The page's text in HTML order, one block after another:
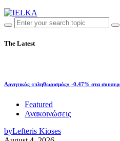
The Latest
Αρνητικός «πληθωρισμός» -0,47% στα
Featured
Ανακοινώσεις
byLefteris Kioses